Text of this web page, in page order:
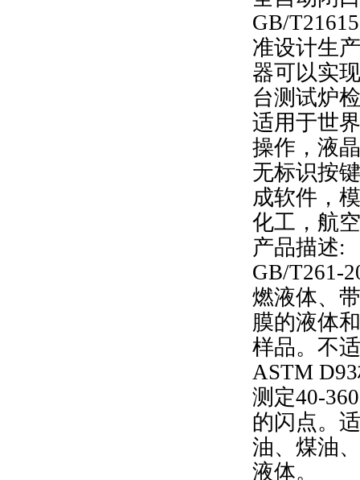
GB/
准设计生
器可以实
台测试炉
适用于世
操作，液
无标识按
成软件，
化工，航
产品描述:
GB/T261-
燃液体、
膜的液体
样品。不
ASTM
测定40-
的闪点。
油、煤油
液体。